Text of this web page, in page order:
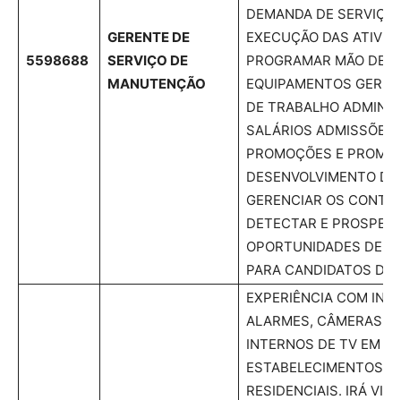
5598688
GERENTE DE
SERVIÇO DE
MANUTENÇÃO
DEMANDA DE
EXECUÇÃO DAS
PROGRAMAR MÃO DE
EQUIPAMENTOS
DE TRABALHO
SALÁRIOS
PROMOÇÕES E
DESENVOLVIMENTO
GERENCIAR OS
DETECTAR E
OPORTUNIDADES DE
PARA CANDIDATOS DE
EXPERIÊNCIA COM
ALARMES, CÂMERAS,
INTERNOS DE TV EM
ESTABELECIMENTOS
RESIDENCIAIS. IRÁ